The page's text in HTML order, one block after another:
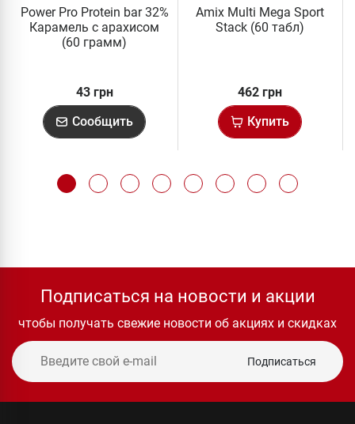
Power Pro Protein bar 32%
Карамель с арахисом
(60 грамм)
43 грн
Сообщить
Amix Multi Mega Sport
Stack (60 табл)
462 грн
Купить
Подписаться на новости и акции
чтобы получать свежие новости об акциях и скидках
Подписаться